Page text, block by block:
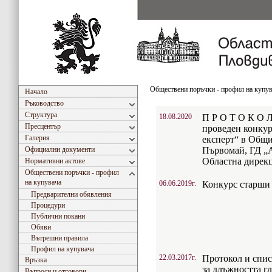
Начало
Ръководство
Структура
Пресцентър
Галерия
Официални документи
Нормативни актове
Обществени поръчки - профил
на купувача
Предварителни обявления
Процедури
Публични покани
Обяви
Вътрешни правила
Профил на купувача
Връзка
Обществени поръчки - профил на
18.08.2020
П Р О Т О К О Л
проведен
експерт“ в
Първомай, ГД
Областна
06.06.2019г. Конкурс
22.03.2017г.
Протокол и
за длъжността